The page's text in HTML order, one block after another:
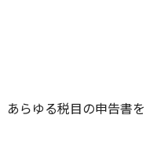
あらゆる税目の申告書を